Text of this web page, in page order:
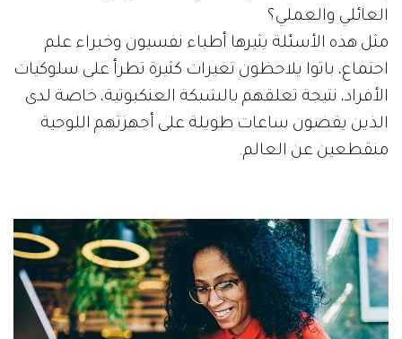
العائلي والعملي؟
مثل هذه الأسئلة يثيرها أطباء نفسيون وخبراء علم
اجتماع، باتوا يلاحظون تغيرات كثيرة تطرأ على سلوكيات
الأفراد، نتيجة تعلقهم بالشبكة العنكبوتية، خاصة لدى
الذين يقضون ساعات طويلة على أجهزتهم اللوحية
منقطعين عن العالم.